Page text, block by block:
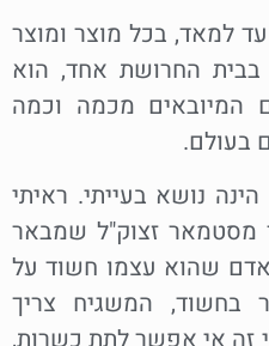
למאד, בכל מוצר ומוצר
בבית החרושת אחד, הוא
המיובאים מכמה וכמה
בעולם.
נושא בעייתי. ראיתי
זצוק"ל שמבאר
שהוא עצמו חשוד על
בחשוד, המשגיח צריך
שעות ובלי זה אי אפשר לתת כשרות,